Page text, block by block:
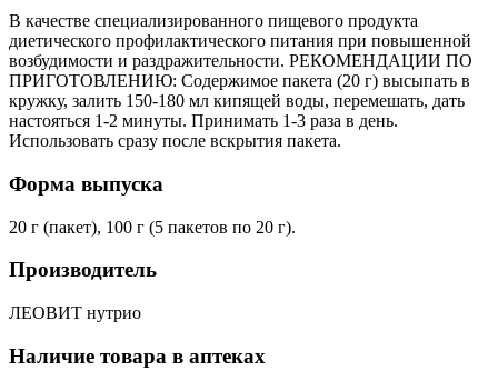
В качестве специализированного пищевого продукта
диетического профилактического питания при повышенной
возбудимости и раздражительности. РЕКОМЕНДАЦИИ ПО
ПРИГОТОВЛЕНИЮ: Содержимое пакета (20 г) высыпать в
кружку, залить 150-180 мл кипящей воды, перемешать, дать
настояться 1-2 минуты. Принимать 1-3 раза в день.
Использовать сразу после вскрытия пакета.
Форма выпуска
20 г (пакет), 100 г (5 пакетов по 20 г).
Производитель
ЛЕОВИТ нутрио
Наличие товара в аптеках